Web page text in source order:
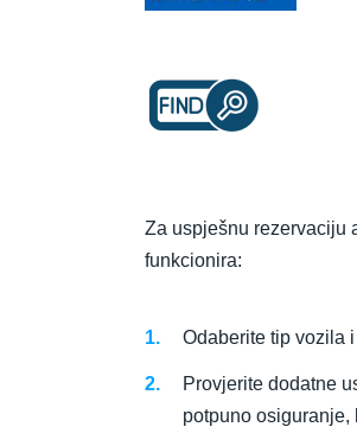
Za uspješnu rezervaciju
funkcionira:
Odaberite tip vozila
Provjerite dodatne
potpuno